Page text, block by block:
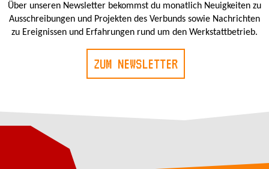
Über unseren Newsletter bekommst du monatlich Neuigkeiten zu
Ausschreibungen und Projekten des Verbunds sowie Nachrichten
zu Ereignissen und Erfahrungen rund um den Werkstattbetrieb.
ZUM NEWSLETTER